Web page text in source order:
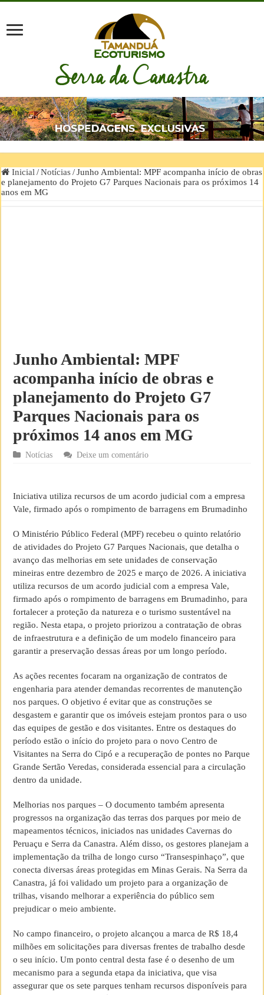
Inicial / Notícias / Junho Ambiental: MPF acompanha início de obras
e planejamento do Projeto G7 Parques Nacionais para os próximos 14
anos em MG
Junho Ambiental: MPF
acompanha início de obras e
planejamento do Projeto G7
Parques Nacionais para os
próximos 14 anos em MG
Notícias Deixe um comentário
Iniciativa utiliza recursos de um acordo judicial com a empresa
Vale, firmado após o rompimento de barragens em Brumadinho
O Ministério Público Federal (MPF) recebeu o quinto relatório
de atividades do Projeto G7 Parques Nacionais, que detalha o
avanço das melhorias em sete unidades de conservação
mineiras entre dezembro de 2025 e março de 2026. A iniciativa
utiliza recursos de um acordo judicial com a empresa Vale,
firmado após o rompimento de barragens em Brumadinho, para
fortalecer a proteção da natureza e o turismo sustentável na
região. Nesta etapa, o projeto priorizou a contratação de obras
de infraestrutura e a definição de um modelo financeiro para
garantir a preservação dessas áreas por um longo período.
As ações recentes focaram na organização de contratos de
engenharia para atender demandas recorrentes de manutenção
nos parques. O objetivo é evitar que as construções se
desgastem e garantir que os imóveis estejam prontos para o uso
das equipes de gestão e dos visitantes. Entre os destaques do
período estão o início do projeto para o novo Centro de
Visitantes na Serra do Cipó e a recuperação de pontes no Parque
Grande Sertão Veredas, considerada essencial para a circulação
dentro da unidade.
Melhorias nos parques – O documento também apresenta
progressos na organização das terras dos parques por meio de
mapeamentos técnicos, iniciados nas unidades Cavernas do
Peruaçu e Serra da Canastra. Além disso, os gestores planejam a
implementação da trilha de longo curso “Transespinhaço”, que
conecta diversas áreas protegidas em Minas Gerais. Na Serra da
Canastra, já foi validado um projeto para a organização de
trilhas, visando melhorar a experiência do público sem
prejudicar o meio ambiente.
No campo financeiro, o projeto alcançou a marca de R$ 18,4
milhões em solicitações para diversas frentes de trabalho desde
o seu início. Um ponto central desta fase é o desenho de um
mecanismo para a segunda etapa da iniciativa, que visa
assegurar que os sete parques tenham recursos disponíveis para